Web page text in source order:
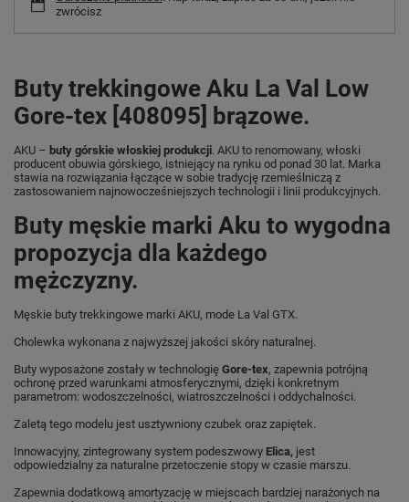
zwrócisz
Buty trekkingowe Aku La Val Low
Gore-tex [408095] brązowe.
AKU – buty górskie włoskiej produkcji. AKU to renomowany, włoski
producent obuwia górskiego, istniejący na rynku od ponad 30 lat. Marka
stawia na rozwiązania łączące w sobie tradycję rzemieślniczą z
zastosowaniem najnowocześniejszych technologii i linii produkcyjnych.
Buty męskie marki Aku to wygodna
propozycja dla każdego
mężczyzny.
Męskie buty trekkingowe marki AKU, mode La Val GTX.
Cholewka wykonana z najwyższej jakości skóry naturalnej.
Buty wyposażone zostały w technologię Gore-tex, zapewnia potrójną
ochronę przed warunkami atmosferycznymi, dzięki konkretnym
parametrom: wodoszczelności, wiatroszczelności i oddychalności.
Zaletą tego modelu jest usztywniony czubek oraz zapiętek.
Innowacyjny, zintegrowany system podeszwowy Elica, jest
odpowiedzialny za naturalne przetoczenie stopy w czasie marszu.
Zapewnia dodatkową amortyzację w miejscach bardziej narażonych na